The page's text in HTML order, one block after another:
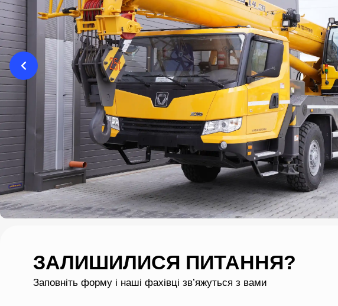
ЗАЛИШИЛИСЯ ПИТАННЯ?
Заповніть форму і наші фахівці зв’яжуться з вами